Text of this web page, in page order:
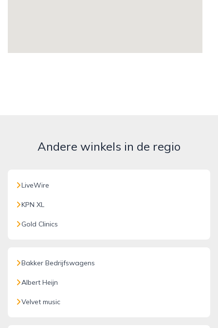
Andere winkels in de regio
LiveWire
KPN XL
Gold Clinics
Bakker Bedrijfswagens
Albert Heijn
Velvet music